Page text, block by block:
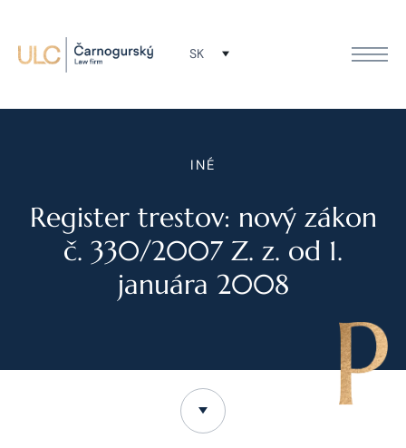
SK
INÉ
Register trestov: nový zákon
č. 330/2007 Z. z. od 1.
januára 2008